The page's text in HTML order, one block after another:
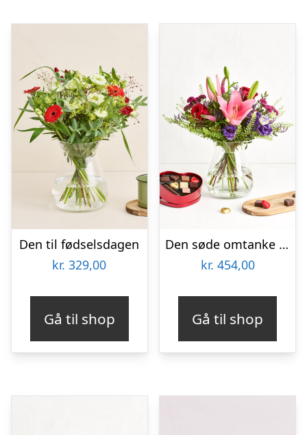
Den til fødselsdagen
kr. 329,00
Gå til shop
Den søde omtanke med hjerte med chokolade
kr. 454,00
Gå til shop